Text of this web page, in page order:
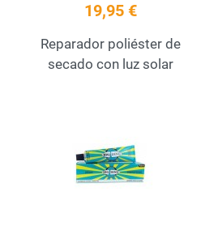
19,95 €
Reparador poliéster de
secado con luz solar
Quick View